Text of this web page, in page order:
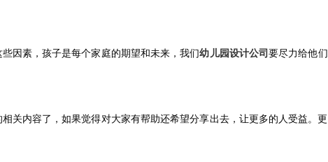
因素，孩子是每个家庭的期望和未来，我们幼儿园设计公司要尽力给他们
关内容了，如果觉得对大家有帮助还希望分享出去，让更多的人受益。更